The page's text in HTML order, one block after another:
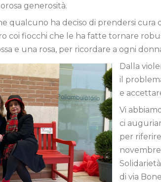
generosità.
qualcuno ha deciso di prendersi cura
coi fiocchi che le ha fatte tornare
e una rosa, per ricordare a ogni
Dalla
il
e
Vi
ci
per
di via